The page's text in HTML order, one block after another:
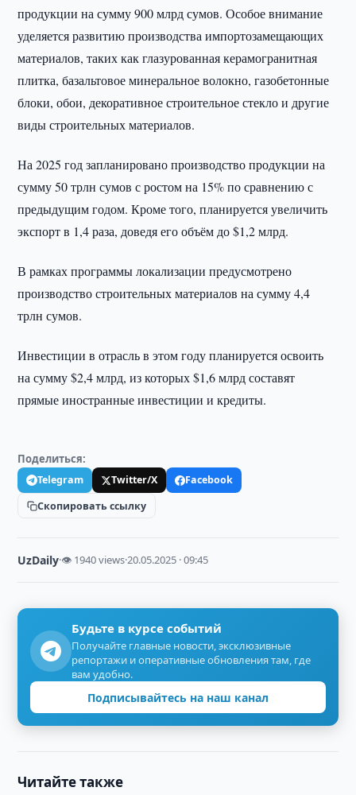
продукции на сумму 900 млрд сумов. Особое внимание
уделяется развитию производства импортозамещающих
материалов, таких как глазурованная керамогранитная
плитка, базальтовое минеральное волокно, газобетонные
блоки, обои, декоративное строительное стекло и другие
виды строительных материалов.
На 2025 год запланировано производство продукции на
сумму 50 трлн сумов с ростом на 15% по сравнению с
предыдущим годом. Кроме того, планируется увеличить
экспорт в 1,4 раза, доведя его объём до $1,2 млрд.
В рамках программы локализации предусмотрено
производство строительных материалов на сумму 4,4
трлн сумов.
Инвестиции в отрасль в этом году планируется освоить
на сумму $2,4 млрд, из которых $1,6 млрд составят
прямые иностранные инвестиции и кредиты.
Поделиться:
Telegram Twitter/X
Facebook
Скопировать ссылку
UzDaily·👁 1940 views·20.05.2025 · 09:45
Будьте в курсе событий
Получайте главные новости, эксклюзивные
репортажи и оперативные обновления там, где
вам удобно.
Подписывайтесь на наш канал
Читайте также